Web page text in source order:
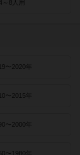
4～8人用
〜2020年
〜2015年
〜2000年
〜1980年